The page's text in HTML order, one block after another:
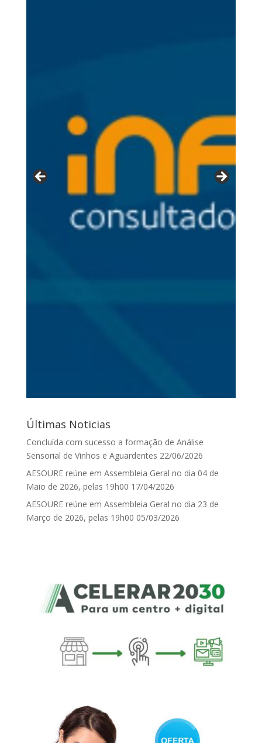
Últimas Noticias
Concluída com sucesso a formação de Análise
Sensorial de Vinhos e Aguardentes 22/06/2026
AESOURE reúne em Assembleia Geral no dia 04 de
Maio de 2026, pelas 19h00 17/04/2026
AESOURE reúne em Assembleia Geral no dia 23 de
Março de 2026, pelas 19h00 05/03/2026